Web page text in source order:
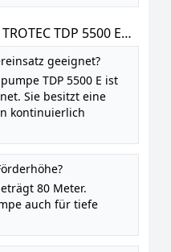
TDP 5500 E
mit Schmutzsieb
geeignet?
TDP 5500 E ist
Sie besitzt eine
kontinuierlich
80 Meter.
auch für tiefe